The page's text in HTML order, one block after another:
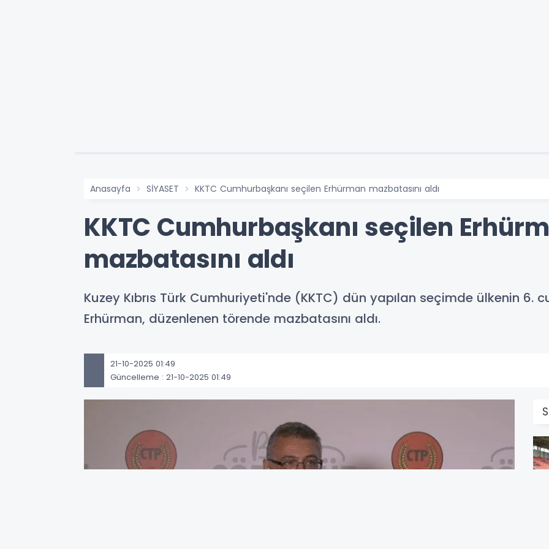
Anasayfa SİYASET KKTC Cumhurbaşkanı seçilen Erhürman mazbatasını aldı
KKTC Cumhurbaşkanı seçilen
mazbatasını aldı
Kuzey Kıbrıs Türk Cumhuriyeti'nde (KKTC) dün yapılan seçimde ülkenin 6.
Erhürman, düzenlenen törende mazbatasını aldı.
21-10-2025 01:49
Güncelleme : 21-10-2025 01:49